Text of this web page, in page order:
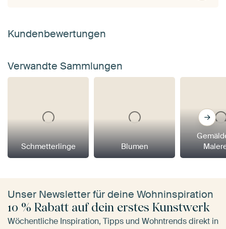
Kundenbewertungen
Verwandte Sammlungen
Schmetterlinge Blumen
Unser Newsletter für deine Wohninspiration
10 % Rabatt auf dein erstes Kunstwerk
Wöchentliche Inspiration, Tipps und Wohntrends direkt in